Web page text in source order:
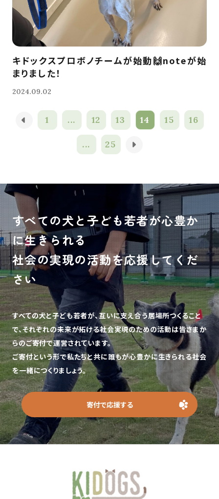
キドックスプロボノチームが始動🙌noteが始
まりました！
2024.09.02
1 ... 12 13 14 15 16
... 25
すべての犬と子ども若者が心豊か
に生きられる
社会の実現の活動を応援してくだ
さい
すべての犬と子ども若者が、互いに支え合う居場所つくること
で、それぞれの未来が拓ける社会実現のための活動は皆さまか
らのご寄付で運営されています。
ご寄付という形で私たちと共に誰もが心豊かに生きられる社会
を一緒につくりましょう。
寄付で応援する